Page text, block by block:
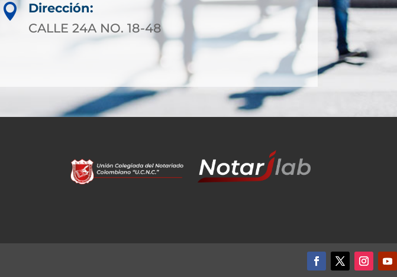

Dirección:
CALLE 24A NO. 18-48